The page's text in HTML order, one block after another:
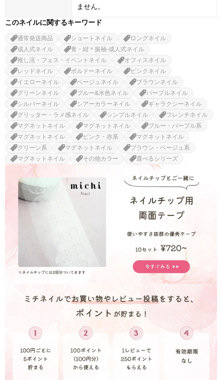
ません。
このネイルに関するキーワード
通常発送商品 ショートネイル
ロングネイル
成人式ネイル
青・紺＊振袖-成人式ネイル
推し活・フェス・イベントネイル
オフィスネイル
レッドネイル
ボルドーネイル
ピンクネイル
イエローネイル
ベージュネイル
ブラウンネイル
グリーンネイル
ブルー&水色ネイル
パープルネイル
シルバーネイル
シアーカラーネイル
ギャラクシーネイル
グリッター・ラメ感ネイル
シンプルネイル
フレンチネイル
マグネットネイル
マグネットネイル
ブルー・パープル系
マグネットネイル
ピンク・赤系
マグネットネイル
グリーン系
マグネットネイル
ブラウン・ベージュ系
マグネットネイル
その他カラー 選べるシリーズ